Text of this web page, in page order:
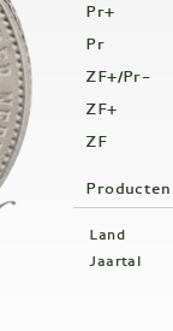
Pr+
Pr
ZF+/Pr-
ZF+
ZF
Land
Jaartal